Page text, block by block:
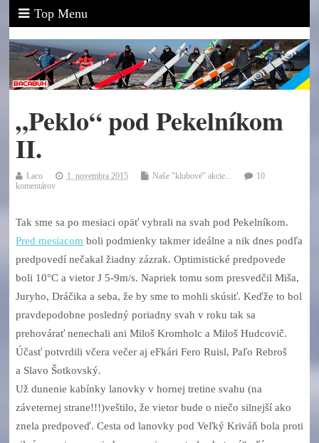
Top Menu
„Peklo“ pod Pekelníkom
II.
Laco 1. novembra 2015 Naše "klubové" akcie...
10
komentárov
Tak sme sa po mesiaci opäť vybrali na svah pod Pekelníkom.
Pred mesiacom boli podmienky takmer ideálne a nik dnes podľa
predpovedí nečakal žiadny zázrak. Optimistické predpovede
boli 10°C a vietor J 5-9m/s. Napriek tomu som presvedčil Miša,
Juryho, Dráčika a seba, že by sme to mohli skúsiť. Keďže to bol
pravdepodobne posledný poriadny svah v roku tak sa
prehovárať nenechali ani Miloš Kromholc a Miloš Hudcovič.
Účasť potvrdili včera večer aj eFkári Fero Ruisl, Paľo Rebroš
a Slavo Šotkovský.
Už dunenie kabínky lanovky v hornej tretine svahu (na
záveternej strane!!!)veštilo, že vietor bude o niečo silnejší ako
znela predpoveď. Cesta od lanovky pod Veľký Kriváň bola proti